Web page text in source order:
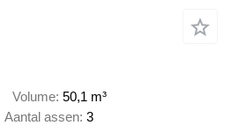
Volume 50,1 m³
Aantal assen 3